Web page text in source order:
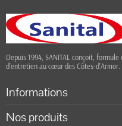
Depuis 1994, SANITAL conçoit,
d’entretien au cœur des Côtes-d’Armor.
Informations
Nos produits